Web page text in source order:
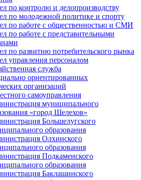
по контролю и делопроизводству
по молодежной политике и спорту
по работе с общественностью и СМИ
по работе с представительными
по развитию потребительского рынка
управления персоналом
служба
ориентированных
организаций
самоуправления
муниципального
«город Шелехов»
Большелугского
образования
Олхинского
образования
Подкаменского
образования
Баклашинского